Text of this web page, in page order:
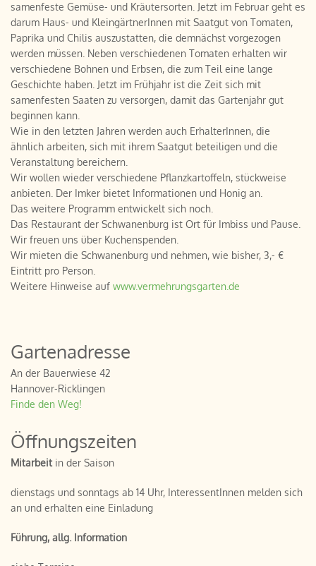
samenfeste Gemüse- und Kräutersorten. Jetzt im Februar geht es
darum Haus- und KleingärtnerInnen mit Saatgut von Tomaten,
Paprika und Chilis auszustatten, die demnächst vorgezogen
werden müssen. Neben verschiedenen Tomaten erhalten wir
verschiedene Bohnen und Erbsen, die zum Teil eine lange
Geschichte haben. Jetzt im Frühjahr ist die Zeit sich mit
samenfesten Saaten zu versorgen, damit das Gartenjahr gut
beginnen kann.
Wie in den letzten Jahren werden auch ErhalterInnen, die
ähnlich arbeiten, sich mit ihrem Saatgut beteiligen und die
Veranstaltung bereichern.
Wir wollen wieder verschiedene Pflanzkartoffeln, stückweise
anbieten. Der Imker bietet Informationen und Honig an.
Das weitere Programm entwickelt sich noch.
Das Restaurant der Schwanenburg ist Ort für Imbiss und Pause.
Wir freuen uns über Kuchenspenden.
Wir mieten die Schwanenburg und nehmen, wie bisher, 3,- €
Eintritt pro Person.
Weitere Hinweise auf www.vermehrungsgarten.de
Gartenadresse
An der Bauerwiese 42
Hannover-Ricklingen
Finde den Weg!
Öffnungszeiten
Mitarbeit in der Saison
dienstags und sonntags ab 14 Uhr, InteressentInnen melden sich
an und erhalten eine Einladung
Führung, allg. Information